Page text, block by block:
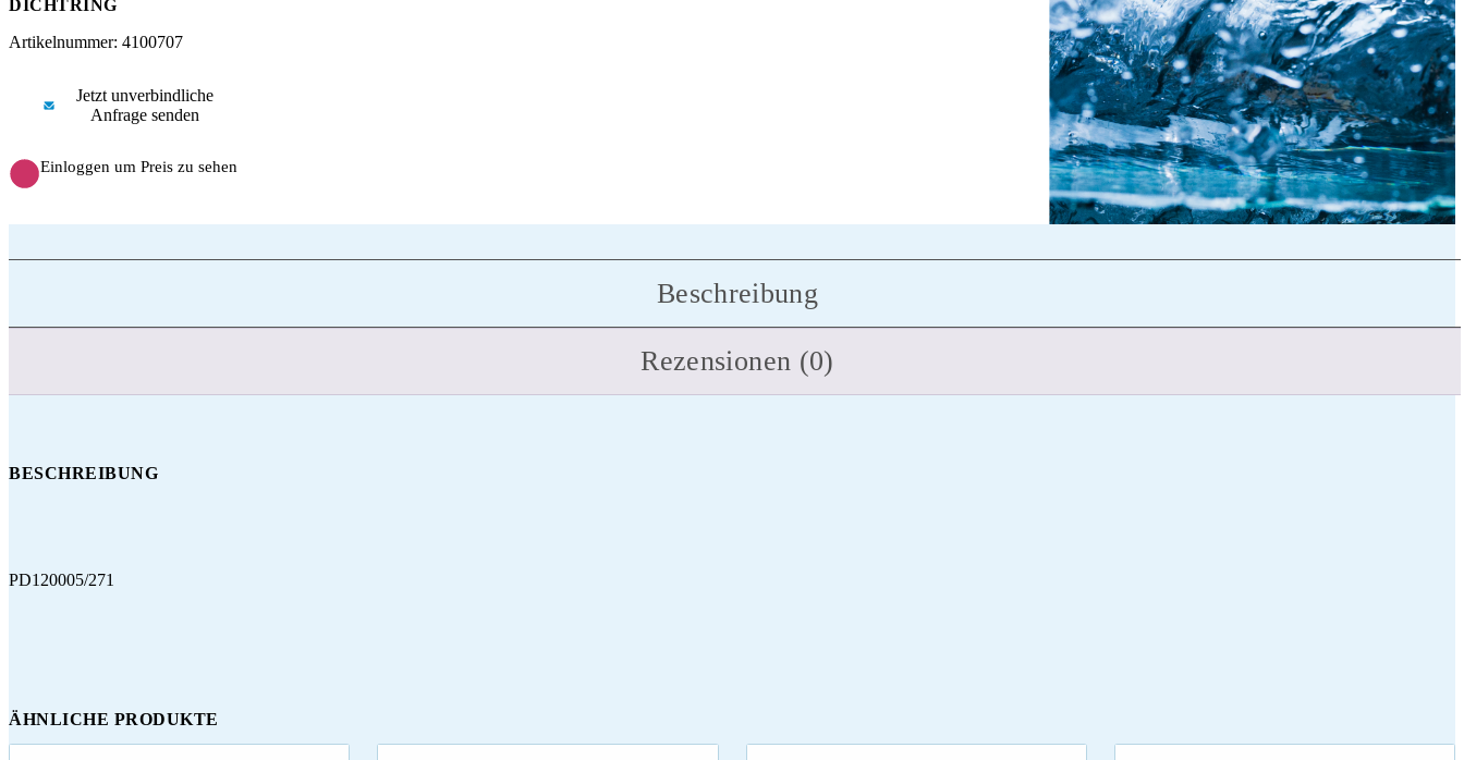
DICHTRING
Artikelnummer: 4100707
Jetzt unverbindliche
Anfrage senden
Einloggen um Preis zu sehen
Beschreibung
Rezensionen (0)
BESCHREIBUNG
PD120005/271
ÄHNLICHE PRODUKTE